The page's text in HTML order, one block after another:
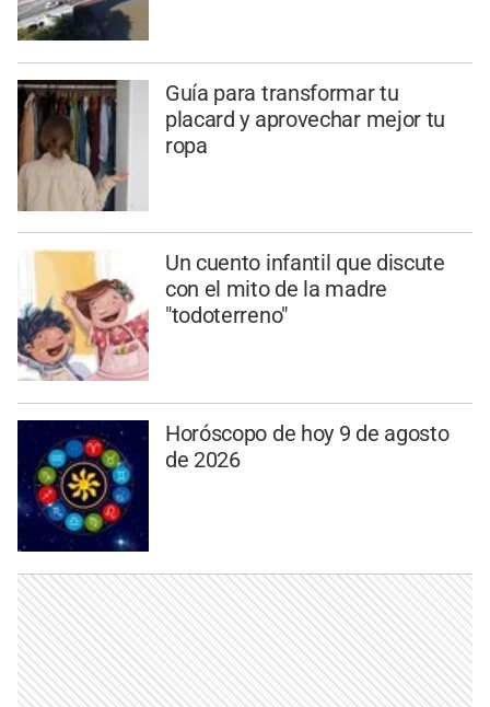
Guía para transformar tu
placard y aprovechar mejor tu
ropa
Un cuento infantil que discute
con el mito de la madre
"todoterreno"
Horóscopo de hoy 9 de agosto
de 2026